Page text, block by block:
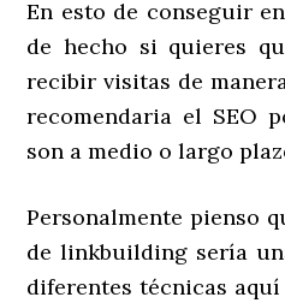
En esto de conseguir
de hecho si quieres
recibir visitas de
recomendaria el SEO
son a medio o largo
Personalmente pienso
de linkbuilding sería
diferentes técnicas